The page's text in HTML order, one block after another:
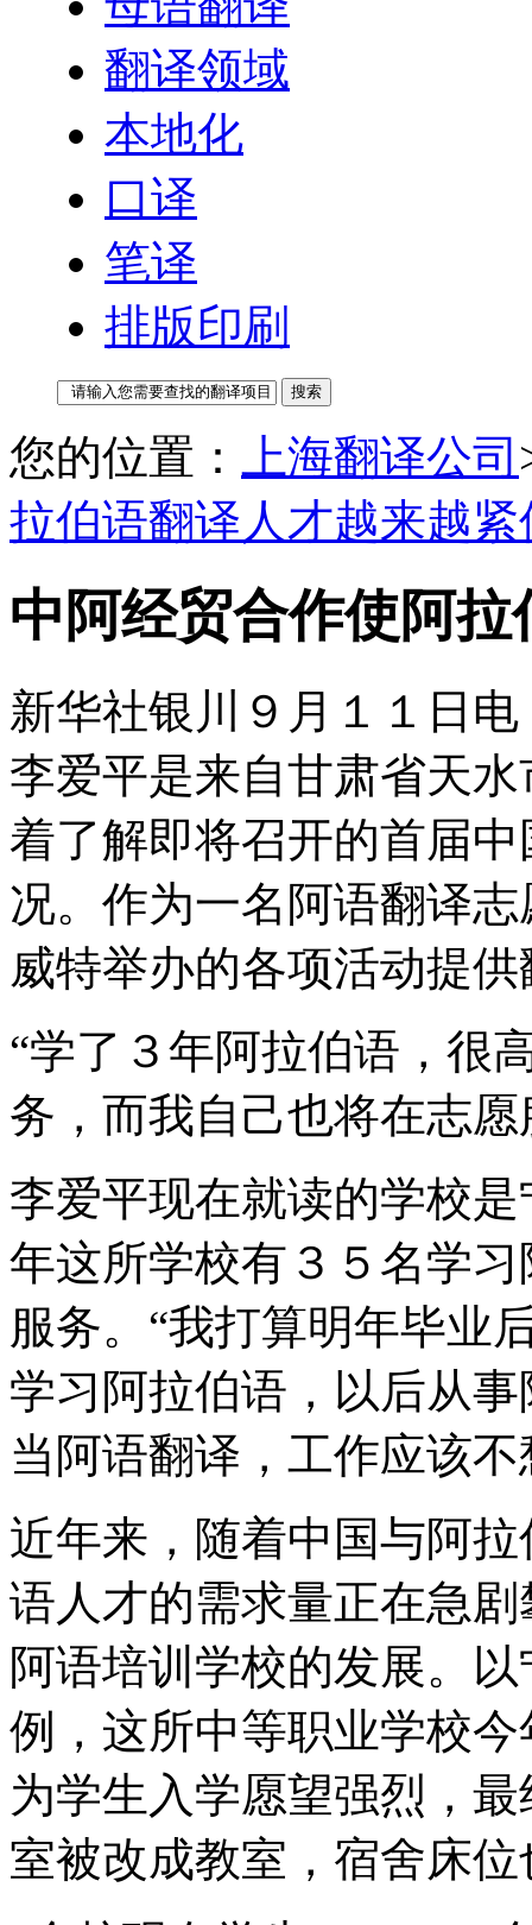
翻译领域
本地化
口译
笔译
排版印刷
您的位置： 上海翻译公司
拉伯语翻译人才越来越紧
中阿经贸合作使阿
新华社银川９月１１日
李爱平是来自甘肃省天
着了解即将召开的首届
况。作为一名阿语翻译
威特举办的各项活动提
“学了３年阿拉伯语，很
务，而我自己也将在志
李爱平现在就读的学校
年这所学校有３５名学
服务。“我打算明年毕业
学习阿拉伯语，以后从
当阿语翻译，工作应该
近年来，随着中国与阿
语人才的需求量正在急
阿语培训学校的发展。
例，这所中等职业学校
为学生入学愿望强烈，
室被改成教室，宿舍床